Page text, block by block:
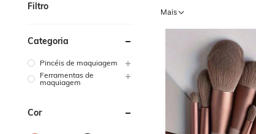
Filtro
Categoria
Pincéis de maquiagem
Ferramentas de
maquiagem
Cor
Mais